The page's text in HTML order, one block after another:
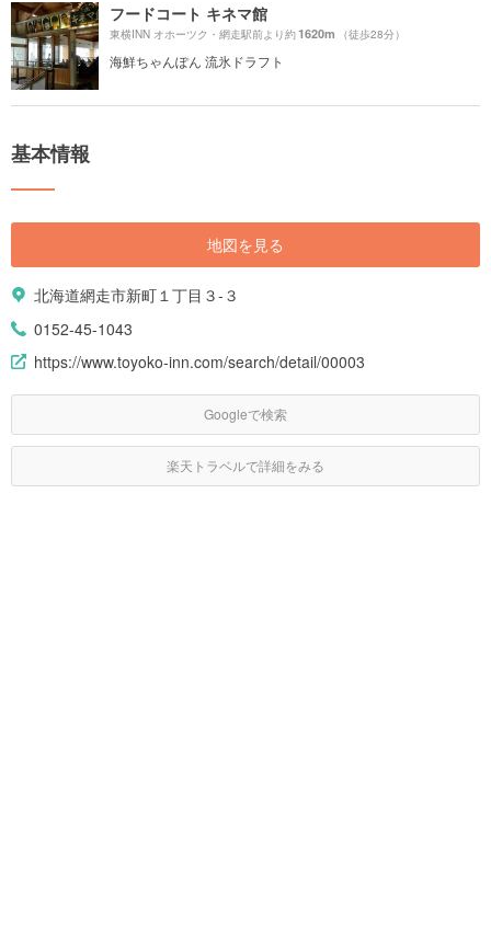
フードコート キネマ館
東横INN オホーツク・網走駅前より約1620m （徒歩28分）
海鮮ちゃんぽん 流氷ドラフト
基本情報
地図を見る
北海道網走市新町１丁目３-３
0152-45-1043
https://www.toyoko-inn.com/search/detail/00003
Googleで検索
楽天トラベルで詳細をみる